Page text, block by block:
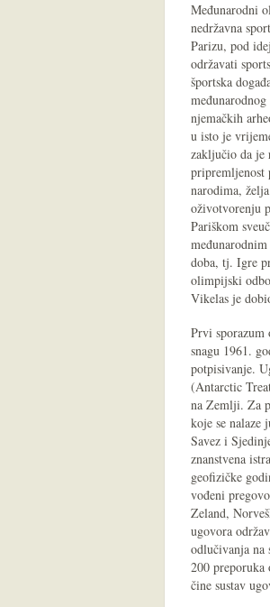
Međunarodni
nedržavna
Parizu, pod
održavati
športska
njemačkih
u isto je
zaključio da je
pripremljenost
narodima,
oživotvorenju
Pariškom
doba, tj. Igre
olimpijski
Vikelas je
Prvi
snagu 1961.
potpisivanje.
(Antarctic
na Zemlji. Za
koje se nalaze
Savez i
znanstvena
geofizičke
vođeni
Zeland,
ugovora
odlučivanja na
200 preporuka
čine sustav